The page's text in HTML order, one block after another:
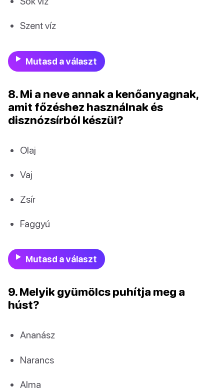
Szent víz
Mutasd a választ
8. Mi a neve annak a kenőanyagnak,
amit főzéshez használnak és
disznózsírból készül?
Olaj
Vaj
Zsír
Faggyú
Mutasd a választ
9. Melyik gyümölcs puhítja meg a
húst?
Ananász
Narancs
Alma